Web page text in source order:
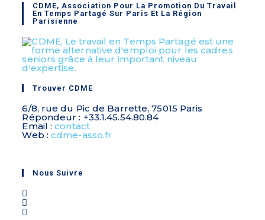
CDME, Association Pour La Promotion Du Travail
En Temps Partagé Sur Paris Et La Région
Parisienne
Trouver CDME
6/8, rue du Pic de Barrette, 75015 Paris
Répondeur : +33.1.45.54.80.84
Email :contact
Web :cdme-asso.fr
Nous Suivre